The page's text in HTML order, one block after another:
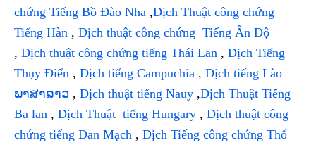
chứng Tiếng Bồ Đào Nha ,Dịch Thuật công chứng
Tiếng Hàn , Dịch thuật công chứng Tiếng Ấn Độ
, Dịch thuật công chứng tiếng Thái Lan , Dịch Tiếng
Thụy Điển , Dịch tiếng Campuchia , Dịch tiếng Lào
ພາສາລາວ , Dịch thuật tiếng Nauy ,Dịch Thuật Tiếng
Ba lan , Dịch Thuật tiếng Hungary , Dịch thuật công
chứng tiếng Đan Mạch , Dịch Tiếng công chứng Thổ